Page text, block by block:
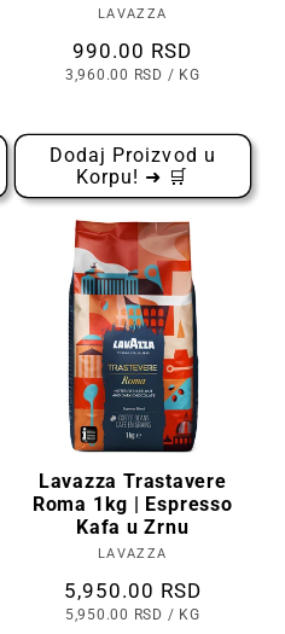
Prodavac:
LAVAZZA
Cena
990.00 RSD
CENA
3,960.00 RSD / PO
KG
Dodaj Proizvod u
Korpu! ➜ 🛒
Lavazza Trastavere
Roma 1kg | Espresso
Kafa u Zrnu
Prodavac:
LAVAZZA
Cena
5,950.00 RSD
CENA
5,950.00 RSD / PO
KG